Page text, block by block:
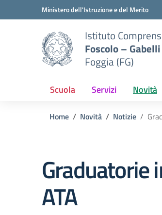
Vai ai contenuti
Vai al menu di navigazioneMinistero dell'Istruzione e del Merito
Istituto
Foscolo – Gabelli
Foggia (FG)
Scuola Servizi Novità
Home Novità Notizie
Graduatorie
ATA